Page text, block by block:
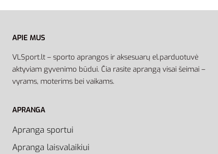
APIE MUS
VLSport.lt – sporto aprangos ir aksesuarų el.parduotuvė
aktyviam gyvenimo būdui. Čia rasite aprangą visai šeimai –
vyrams, moterims bei vaikams.
APRANGA
Apranga sportui
Apranga laisvalaikiui